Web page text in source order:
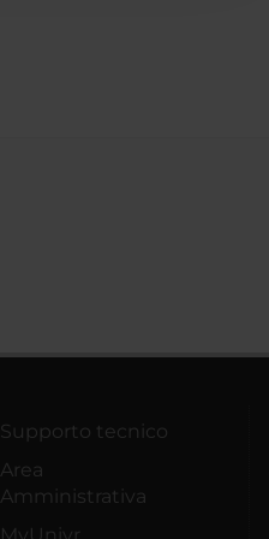
Supporto tecnico
Area
Amministrativa
MyUnivr